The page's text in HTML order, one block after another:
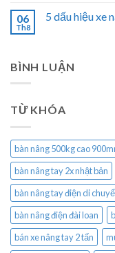
06
Th8
5 dấu hiệu xe
BÌNH LUẬN
TỪ KHÓA
bàn nâng 500kg cao
bàn nâng tay 2x nhật bản
bàn nâng tay điện di
bàn nâng điện đài loan
bán xe nâng tay 2 tấn